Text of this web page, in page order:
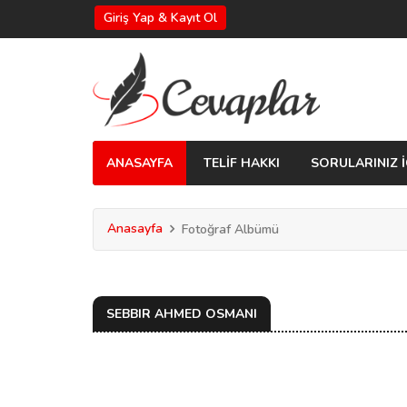
Giriş Yap & Kayıt Ol
ANASAYFA TELİF HAKKI SORULARINIZ
Anasayfa Fotoğraf Albümü
SEBBIR AHMED OSMANI